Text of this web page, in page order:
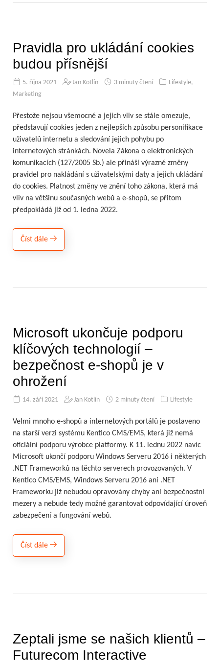
Pravidla pro ukládání cookies
budou přísnější
5. října 2021 Jan Kotlín 3 minuty čtení Lifestyle,
Marketing
Přestože nejsou všemocné a jejich vliv se stále omezuje,
představují cookies jeden z nejlepších způsobu personifikace
uživatelů internetu a sledování jejich pohybu po
internetových stránkách. Novela Zákona o elektronických
komunikacích (127/2005 Sb.) ale přináší výrazné změny
pravidel pro nakládání s uživatelskými daty a jejich ukládání
do cookies. Platnost změny ve znění toho zákona, která má
vliv na většinu současných webů a e-shopů, se přitom
předpokládá již od 1. ledna 2022.
Číst dále
Microsoft ukončuje podporu
klíčových technologií –
bezpečnost e-shopů je v
ohrožení
14. září 2021 Jan Kotlín 2 minuty čtení Lifestyle
Velmi mnoho e-shopů a internetových portálů je postaveno
na starší verzi systému Kentico CMS/EMS, která již nemá
oficiální podporu výrobce platformy. K 11. lednu 2022 navíc
Microsoft ukončí podporu Windows Serveru 2016 i některých
.NET Frameworků na těchto serverech provozovaných. V
Kentico CMS/EMS, Windows Serveru 2016 ani .NET
Frameworku již nebudou opravovány chyby ani bezpečnostní
mezery a nebude tedy možné garantovat odpovídající úroveň
zabezpečení a fungování webů.
Číst dále
Zeptali jsme se našich klientů –
Futurecom Interactive